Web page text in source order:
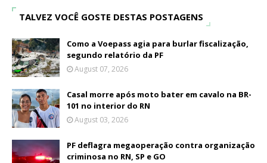
TALVEZ VOCÊ GOSTE DESTAS POSTAGENS
Como a Voepass agia para burlar fiscalização,
segundo relatório da PF
August 07, 2026
Casal morre após moto bater em cavalo na BR-
101 no interior do RN
August 03, 2026
PF deflagra megaoperação contra organização
criminosa no RN, SP e GO